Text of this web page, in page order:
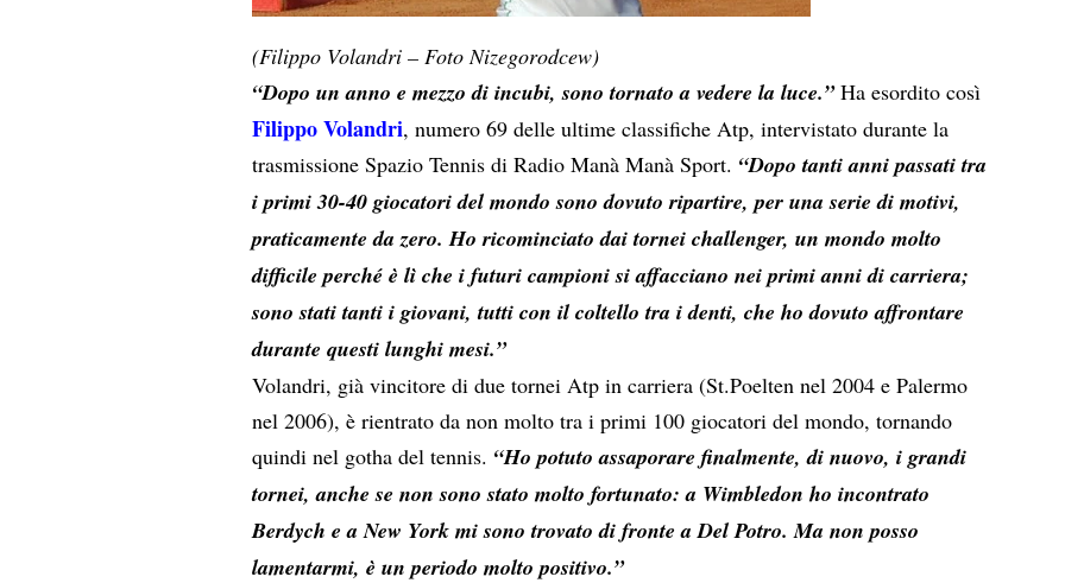
(Filippo Volandri – Foto Nizegorodcew)
“Dopo un anno e mezzo di incubi, sono tornato a vedere la luce.”Ha esordito così
Filippo Volandri, numero 69 delle ultime classifiche Atp, intervistato durante la
trasmissione Spazio Tennis di Radio Manà Manà Sport. “Dopo tanti anni passati tra
i primi 30-40 giocatori del mondo sono dovuto ripartire, per una serie di motivi,
praticamente da zero. Ho ricominciato dai tornei challenger, un mondo molto
difficile perché è lì che i futuri campioni si affacciano nei primi anni di carriera;
sono stati tanti i giovani, tutti con il coltello tra i denti, che ho dovuto affrontare
durante questi lunghi mesi.”
Volandri, già vincitore di due tornei Atp in carriera (St.Poelten nel 2004 e Palermo
nel 2006), è rientrato da non molto tra i primi 100 giocatori del mondo, tornando
quindi nel gotha del tennis. “Ho potuto assaporare finalmente, di nuovo, i grandi
tornei, anche se non sono stato molto fortunato: a Wimbledon ho incontrato
Berdych e a New York mi sono trovato di fronte a Del Potro. Ma non posso
lamentarmi, è un periodo molto positivo.”